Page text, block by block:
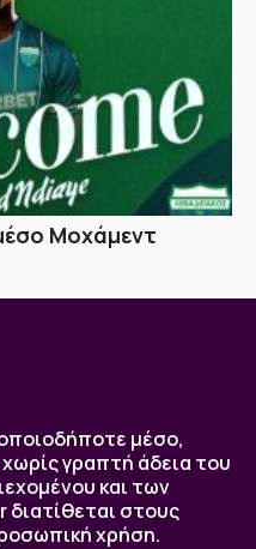
Μοχάμεντ
μέσο,
γραπτή άδεια του
και των
στους
χρήση.